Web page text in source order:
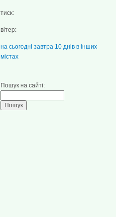
тиск:
вітер:
на сьогодні завтра 10 днів в інших
містах
Пошук на сайті: